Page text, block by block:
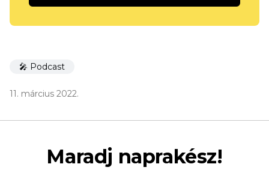
🎤 Podcast
11. március 2022.
Maradj naprakész!